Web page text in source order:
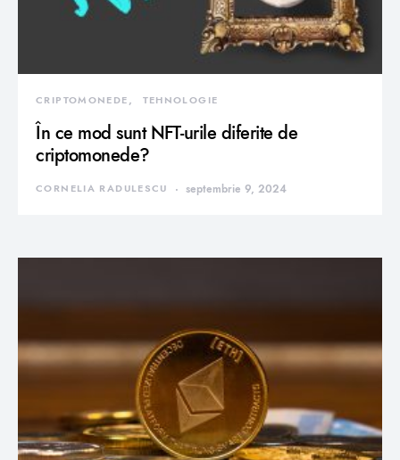
CRIPTOMONEDE TEHNOLOGIE
În ce mod sunt NFT-urile diferite de
criptomonede?
CORNELIA RADULESCU septembrie 9, 2024